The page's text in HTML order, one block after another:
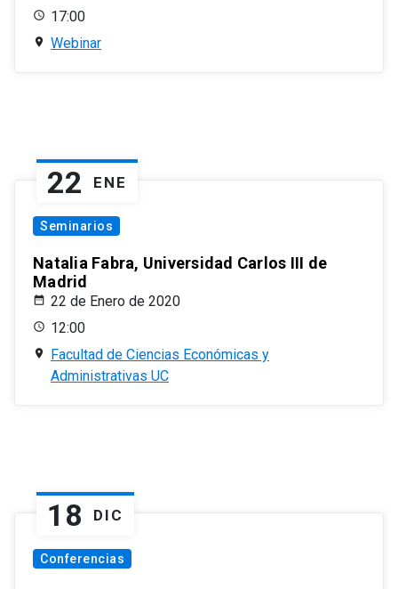
17:00
Webinar
22 ENE
Seminarios
Natalia Fabra, Universidad Carlos III de
Madrid
22 de Enero de 2020
12:00
Facultad de Ciencias Económicas y
Administrativas UC
18 DIC
Conferencias